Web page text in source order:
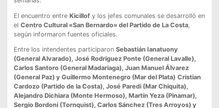
El encuentro entre Kicillofy los jefes comunales se desarrolló en
el Centro Cultural «San Bernardo» del Partido de La Costa,
según informaron fuentes oficiales.
Entre los intendentes participaron Sebastián Ianatuony
(General Alvarado), José Rodríguez Ponte (General Lavalle),
Carlos Santoro (General Madariaga), Juan Manuel Álvarez
(General Paz) y Guillermo Montenegro (Mar del Plata) Cristian
Cardozo (Partido de la Costa), José Paredi (Mar Chiquita),
Alejandro Dichiara (Monte Hermoso), Martín Yeza (Pinamar),
Sergio Bordoni (Tornquist), Carlos Sánchez (Tres Arroyos) y